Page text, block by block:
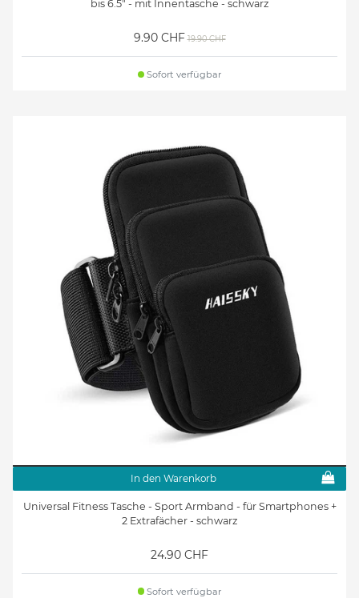
bis 6.5" - mit Innentasche - schwarz
9.90 CHF 19.90 CHF
Sofort verfügbar
In den Warenkorb
Universal Fitness Tasche - Sport Armband - für Smartphones +
2 Extrafächer - schwarz
24.90 CHF
Sofort verfügbar